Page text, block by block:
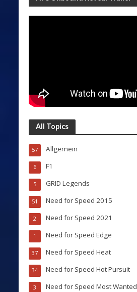
All Topics
Allgemein
57
F1
6
GRID Legends
5
Need for Speed 2015
51
Need for Speed 2021
2
Need for Speed Edge
1
Need for Speed Heat
37
Need for Speed Hot Pursuit
34
Need for Speed Most Wanted
3